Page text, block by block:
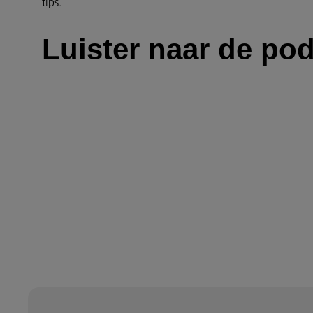
Luister naar de